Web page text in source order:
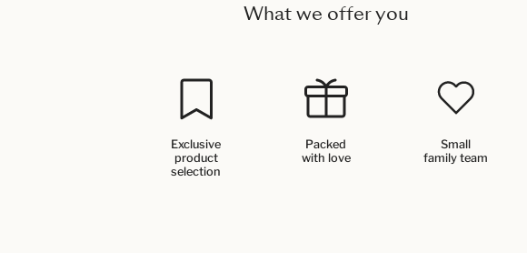
What we offer you
Exclusive
product
selection
Packed
with love
Small
family team